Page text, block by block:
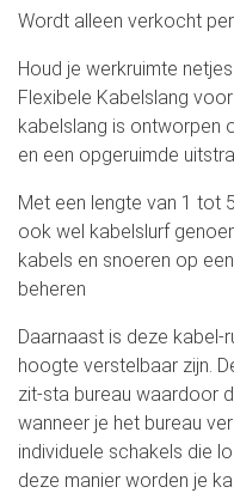
Wordt alleen verkocht
Houd je werkruimte
Flexibele Kabelslang
kabelslang is ontworpen
en een opgeruimde
Met een lengte van 1 tot
ook wel kabelslurf
kabels en snoeren op
beheren
Daarnaast is deze kabel-
hoogte verstelbaar zijn.
zit-sta bureau waardoor
wanneer je het bureau
individuele schakels die
deze manier worden je